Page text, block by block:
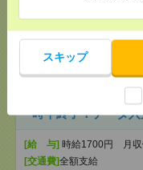
スキップ
20～25万円
[勤務地]三鷹駅から徒歩9分
1700円＊＼LINEグ
時半終了！データ
[給 与] 時給1700円 月収
[交通費]全額支給